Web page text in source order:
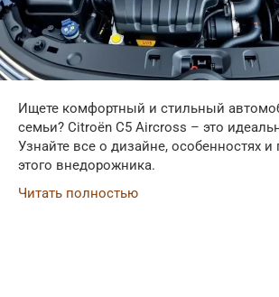
Ищете комфортный и стильный
семьи? Citroën C5 Aircross – это
Узнайте все о дизайне, особенностях
этого внедорожника.
Читать полностью